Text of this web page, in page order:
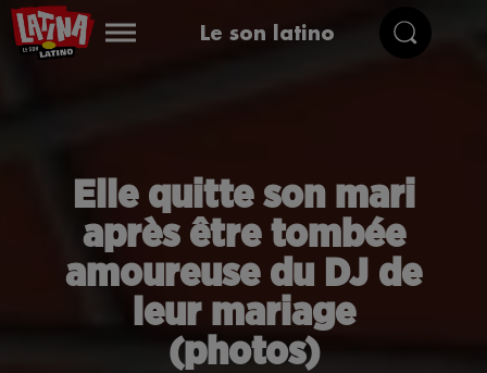
Le son latino
Elle quitte son mari
après être tombée
amoureuse du DJ de
leur mariage
(photos)